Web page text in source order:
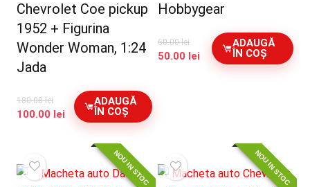
Chevrolet Coe pickup
1952 + Figurina
Wonder Woman, 1:24
Jada
180.00lei
Prețul
180.00 lei.
100.00 lei Prețul
100.00 lei.
ADAUGĂ
ÎN COȘ
Hobbygear
60.00lei
Prețul
50.00 lei Prețul
ADAUGĂ
ÎN COȘ
NOU IN STOC NOU IN STOC